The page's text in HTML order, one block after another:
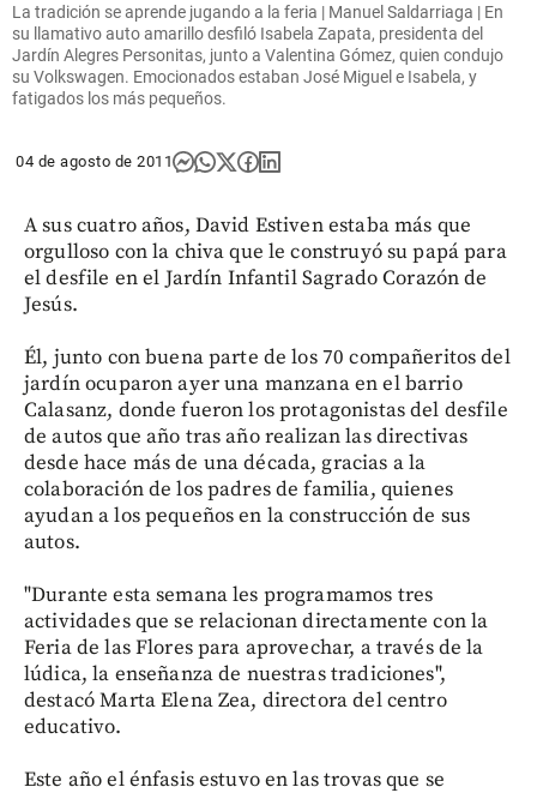
La tradición se aprende jugando a la feria | Manuel Saldarriaga | En
su llamativo auto amarillo desfiló Isabela Zapata, presidenta del
Jardín Alegres Personitas, junto a Valentina Gómez, quien condujo
su Volkswagen. Emocionados estaban José Miguel e Isabela, y
fatigados los más pequeños.
04 de agosto de 2011
A sus cuatro años, David Estiven estaba más que
orgulloso con la chiva que le construyó su papá para
el desfile en el Jardín Infantil Sagrado Corazón de
Jesús.
Él, junto con buena parte de los 70 compañeritos del
jardín ocuparon ayer una manzana en el barrio
Calasanz, donde fueron los protagonistas del desfile
de autos que año tras año realizan las directivas
desde hace más de una década, gracias a la
colaboración de los padres de familia, quienes
ayudan a los pequeños en la construcción de sus
autos.
"Durante esta semana les programamos tres
actividades que se relacionan directamente con la
Feria de las Flores para aprovechar, a través de la
lúdica, la enseñanza de nuestras tradiciones",
destacó Marta Elena Zea, directora del centro
educativo.
Este año el énfasis estuvo en las trovas que se